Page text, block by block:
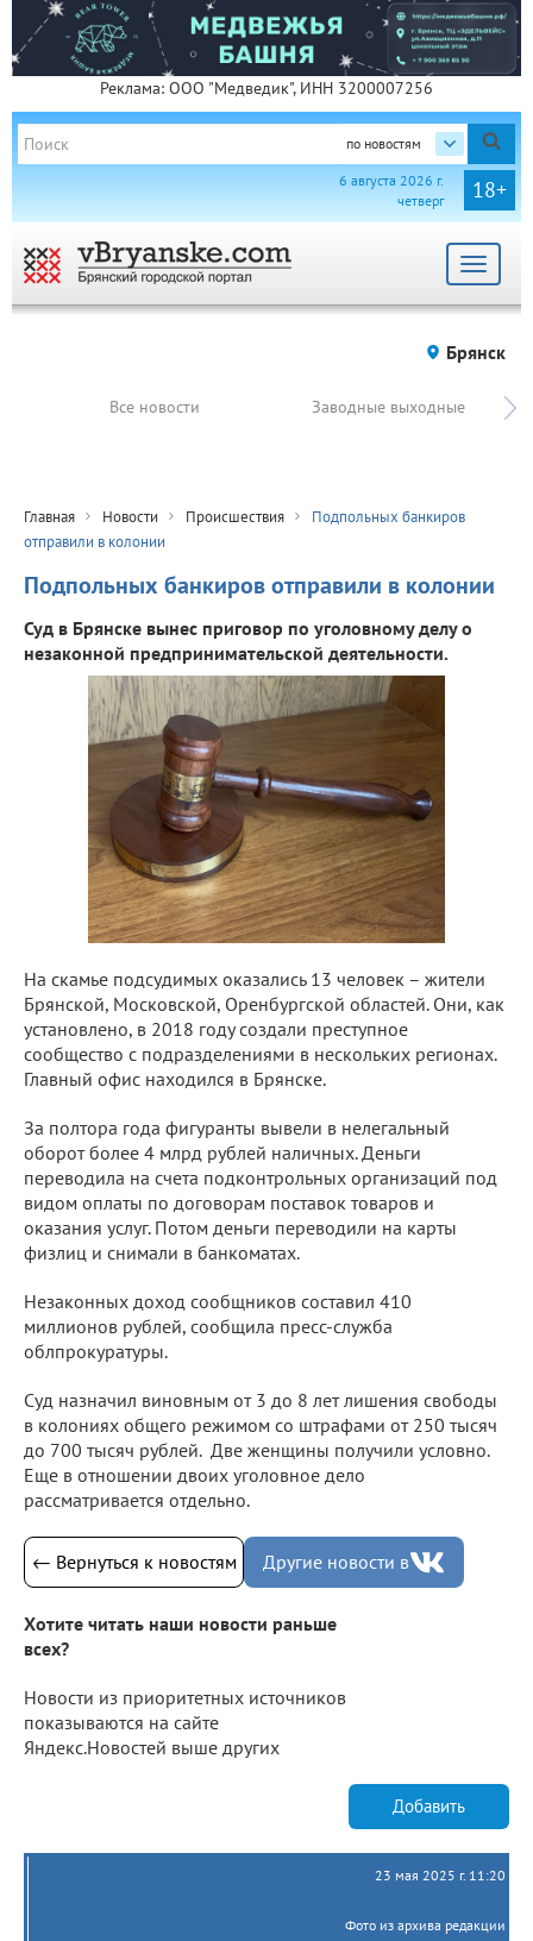
Реклама: ООО "Медведик", ИНН 3200007256
по новостям
18+
6 августа 2026 г.
четверг
Toggle
Брянск
Все новости Заводные выходные
Главная Новости Происшествия
Подпольных банкиров
отправили в колонии
Подпольных банкиров отправили в колонии
Суд в Брянске вынес приговор по уголовному делу о
незаконной предпринимательской деятельности.
На скамье подсудимых оказались 13 человек – жители
Брянской, Московской, Оренбургской областей. Они, как
установлено, в 2018 году создали преступное
сообщество с подразделениями в нескольких регионах.
Главный офис находился в Брянске.
За полтора года фигуранты вывели в нелегальный
оборот более 4 млрд рублей наличных. Деньги
переводила на счета подконтрольных организаций под
видом оплаты по договорам поставок товаров и
оказания услуг. Потом деньги переводили на карты
физлиц и снимали в банкоматах.
Незаконных доход сообщников составил 410
миллионов рублей, сообщила пресс-служба
облпрокуратуры.
Суд назначил виновным от 3 до 8 лет лишения свободы
в колониях общего режимом со штрафами от 250 тысяч
до 700 тысяч рублей. Две женщины получили условно.
Еще в отношении двоих уголовное дело
рассматривается отдельно.
← Вернуться к новостям Другие новости в
Хотите читать наши новости раньше
всех?
Новости из приоритетных источников
показываются на сайте
Яндекс.Новостей выше других
Добавить
23 мая 2025 г. 11:20
Фото из архива редакции